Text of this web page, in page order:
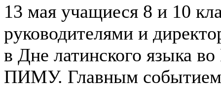
13 мая учащиеся 8 и 10
руководителями и
в Дне латинского языка
ПИМУ. Главным событием